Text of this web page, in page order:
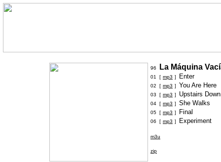
96 La Máquina
01 [ mp3 ] Enter
02 [ mp3 ] You Are Here
03 [ mp3 ] Upstairs Down
04 [ mp3 ] She Walks
05 [ mp3 ] Final
06 [ mp3 ] Experiment
m3u
zip